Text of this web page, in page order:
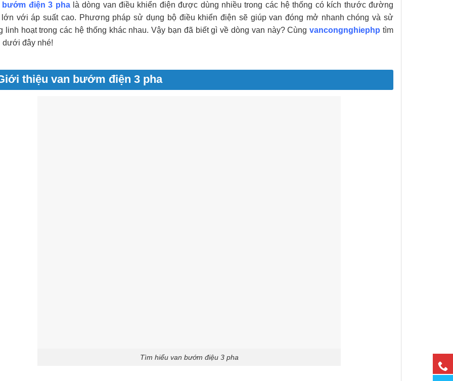
bướm điện 3 phalà dòng van điều khiển điện được dùng nhiều trong các hệ thống có kích thước đường
lớn với áp suất cao. Phương pháp sử dụng bộ điều khiển điện sẽ giúp van đóng mở nhanh chóng và sử
linh hoạt trong các hệ thống khác nhau. Vậy bạn đã biết gì về dòng van này? Cùngvancongnghiephp tìm
dưới đây nhé!
thiệu van bướm điện 3 pha
Tìm hiểu van bướm điệu 3 pha